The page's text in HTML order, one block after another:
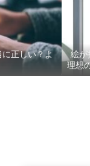
正しい？よ
絵が
理想